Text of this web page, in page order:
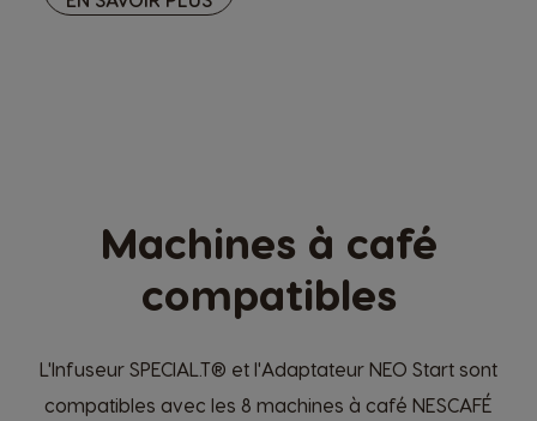
Machines à café
compatibles
L'Infuseur SPECIAL.T® et l'Adaptateur NEO Start sont
compatibles avec les 8 machines à café NESCAFÉ